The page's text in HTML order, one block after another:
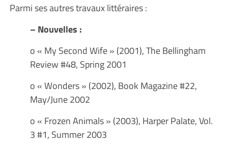
Parmi ses autres travaux littéraires :
– Nouvelles :
o « My Second Wife » (2001), The Bellingham
Review #48, Spring 2001
o « Wonders » (2002), Book Magazine #22,
May/June 2002
o « Frozen Animals » (2003), Harper Palate, Vol.
3 #1, Summer 2003